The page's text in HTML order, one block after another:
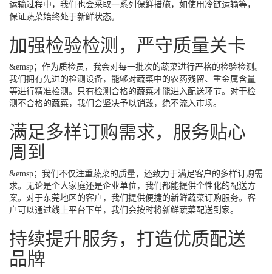
运输过程中，我们也会采取一系列保鲜措施，如使用冷链运输等，
保证蔬菜始终处于新鲜状态。
加强检验检测，严守质量关卡
&emsp；作为质检员，我会对每一批次的蔬菜进行严格的检验检测。
我们拥有先进的检测设备，能够对蔬菜中的农药残留、重金属含量
等进行精准检测。只有检测合格的蔬菜才能进入配送环节。对于检
测不合格的蔬菜，我们会坚决予以销毁，绝不流入市场。
满足多样订购需求，服务贴心
周到
&emsp；我们不仅注重蔬菜的质量，还致力于满足客户的多样订购需
求。无论是个人家庭还是企业单位，我们都能提供个性化的配送方
案。对于东莞地区的客户，我们提供便捷的新鲜蔬菜订购服务。客
户可以通过线上平台下单，我们会按时将新鲜蔬菜配送到家。
持续提升服务，打造优质配送
品牌